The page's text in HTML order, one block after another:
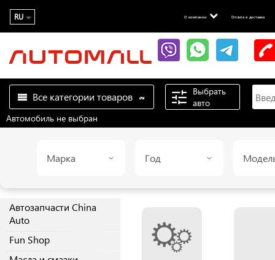
RU О компании Оплата и доставка
Все категории товаров
Выбрать
авто
Автомобиль не выбран
Марка Год
Автозапчасти China
Auto
Fun Shop